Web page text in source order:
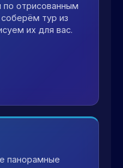
отрисованным
тур из
их для вас.
панорамные